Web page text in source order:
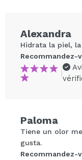
Alexandra
Hidrata la piel,
Recommandez-
|
Paloma
Tiene un olor
gusta.
Recommandez-